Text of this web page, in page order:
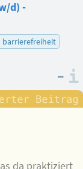
d) -
barrierefreiheit
–
da praktiziert